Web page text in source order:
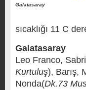
Galatasaray
sıcaklığı 11 C
Galatasaray
Leo Franco,
Kurtuluş), Barış,
Nonda(Dk.73